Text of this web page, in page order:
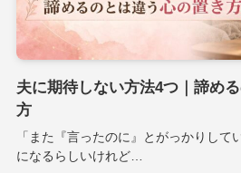
夫に期待しない方法4つ｜諦め
方
「また『言ったのに』とがっかりして
になるらしいけれど…